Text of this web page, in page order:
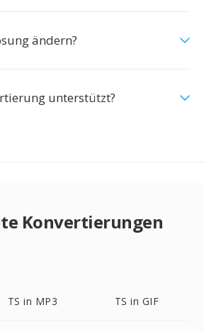
ändern?
unterstützt?
Konvertierungen
TS in MP3 TS in GIF